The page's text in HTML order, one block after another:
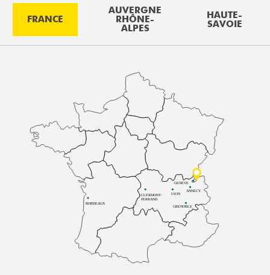
FRANCE
AUVERGNE
RHÔNE-
ALPES
HAUTE-
SAVOIE
BORDEAUX
CLERMONT-
FERRAND
LYON
ANNECY
GRENOBLE
GENÈVE